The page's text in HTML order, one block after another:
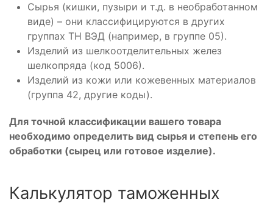
Сырья (кишки, пузыри и т.д. в необработанном
виде) – они классифицируются в других
группах ТН ВЭД (например, в группе 05).
Изделий из шелкоотделительных желез
шелкопряда (код 5006).
Изделий из кожи или кожевенных материалов
(группа 42, другие коды).
Для точной классификации вашего товара
необходимо определить вид сырья и степень его
обработки (сырец или готовое изделие).
Калькулятор таможенных